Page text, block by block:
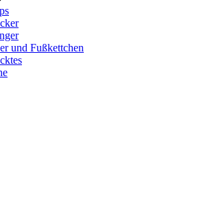
und Fußkettchen